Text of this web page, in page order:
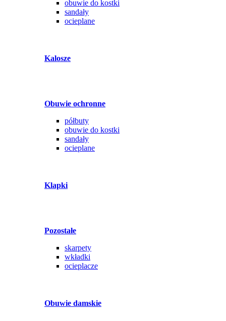
obuwie do kostki
sandały
ocieplane
Kalosze
Obuwie ochronne
półbuty
obuwie do kostki
sandały
ocieplane
Klapki
Pozostałe
skarpety
wkładki
ocieplacze
Obuwie damskie